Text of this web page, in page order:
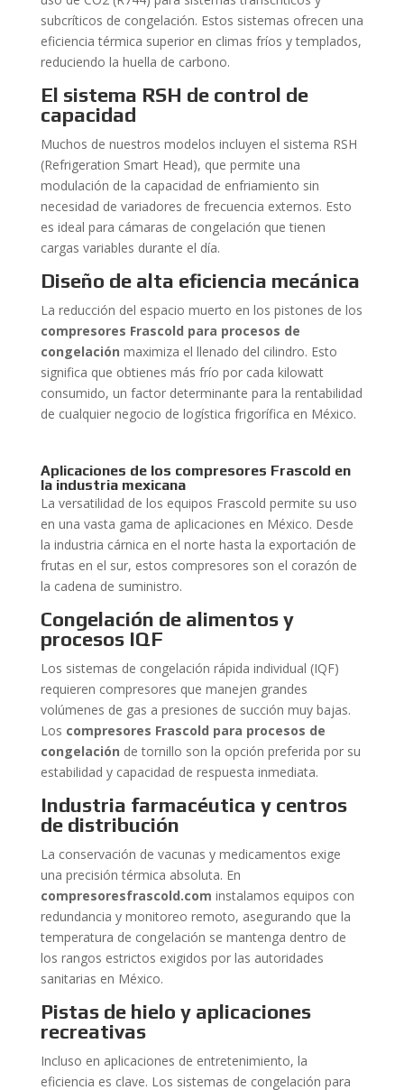
subcríticos de congelación. Estos sistemas ofrecen una
eficiencia térmica superior en climas fríos y templados,
reduciendo la huella de carbono.
El sistema RSH de control de
capacidad
Muchos de nuestros modelos incluyen el sistema RSH
(Refrigeration Smart Head), que permite una
modulación de la capacidad de enfriamiento sin
necesidad de variadores de frecuencia externos. Esto
es ideal para cámaras de congelación que tienen
cargas variables durante el día.
Diseño de alta eficiencia mecánica
La reducción del espacio muerto en los pistones de los
compresores Frascold para procesos de
congelación maximiza el llenado del cilindro. Esto
significa que obtienes más frío por cada kilowatt
consumido, un factor determinante para la rentabilidad
de cualquier negocio de logística frigorífica en México.
Aplicaciones de los compresores Frascold en
la industria mexicana
La versatilidad de los equipos Frascold permite su uso
en una vasta gama de aplicaciones en México. Desde
la industria cárnica en el norte hasta la exportación de
frutas en el sur, estos compresores son el corazón de
la cadena de suministro.
Congelación de alimentos y
procesos IQF
Los sistemas de congelación rápida individual (IQF)
requieren compresores que manejen grandes
volúmenes de gas a presiones de succión muy bajas.
Los compresores Frascold para procesos de
congelación de tornillo son la opción preferida por su
estabilidad y capacidad de respuesta inmediata.
Industria farmacéutica y centros
de distribución
La conservación de vacunas y medicamentos exige
una precisión térmica absoluta. En
compresoresfrascold.com instalamos equipos con
redundancia y monitoreo remoto, asegurando que la
temperatura de congelación se mantenga dentro de
los rangos estrictos exigidos por las autoridades
sanitarias en México.
Pistas de hielo y aplicaciones
recreativas
Incluso en aplicaciones de entretenimiento, la
eficiencia es clave. Los sistemas de congelación para